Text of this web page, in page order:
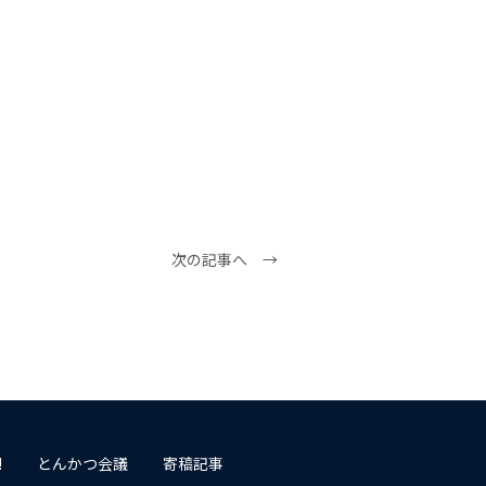
次の記事へ →
とんかつ会議 寄稿記事